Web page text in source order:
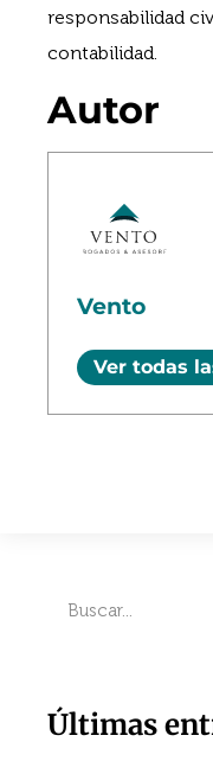
responsabilidad
contabilidad.
Autor
Vento
Ver todas
Últimas